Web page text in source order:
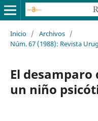
Inicio / Archivos /
Núm. 67 (1988): Revista
El desamparo
un niño